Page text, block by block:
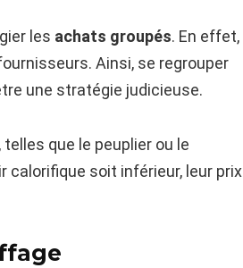
les achats groupés. En effet,
Ainsi, se regrouper
une stratégie judicieuse.
que le peuplier ou le
calorifique soit inférieur, leur prix